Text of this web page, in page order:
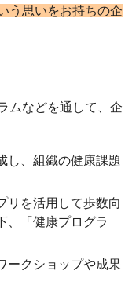
う思いをお持ちの企
ムなどを通して、企
し、組織の健康課題
リを活用して歩数向
、「健康プログラ
ークショップや成果